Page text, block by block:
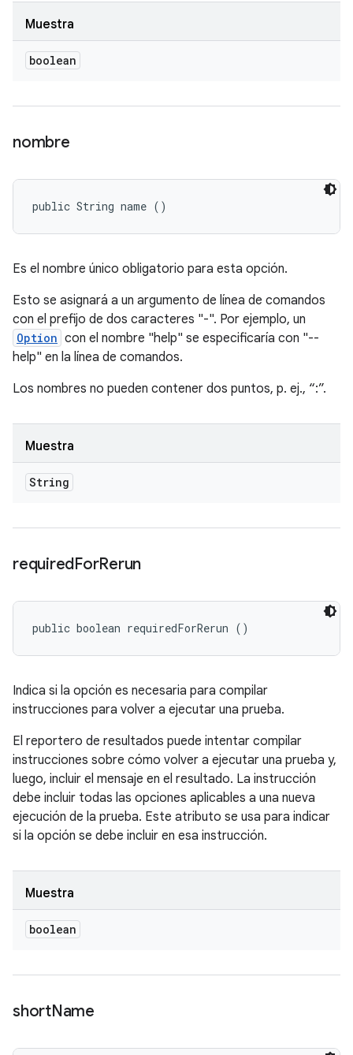
Muestra
boolean
nombre
public String name ()
Es el nombre único obligatorio para esta opción.
Esto se asignará a un argumento de línea de comandos
con el prefijo de dos caracteres "-". Por ejemplo, un
Option con el nombre "help" se especificaría con "--
help" en la línea de comandos.
Los nombres no pueden contener dos puntos, p. ej., “:”.
Muestra
String
requiredForRerun
public boolean requiredForRerun ()
Indica si la opción es necesaria para compilar
instrucciones para volver a ejecutar una prueba.
El reportero de resultados puede intentar compilar
instrucciones sobre cómo volver a ejecutar una prueba y,
luego, incluir el mensaje en el resultado. La instrucción
debe incluir todas las opciones aplicables a una nueva
ejecución de la prueba. Este atributo se usa para indicar
si la opción se debe incluir en esa instrucción.
Muestra
boolean
shortName